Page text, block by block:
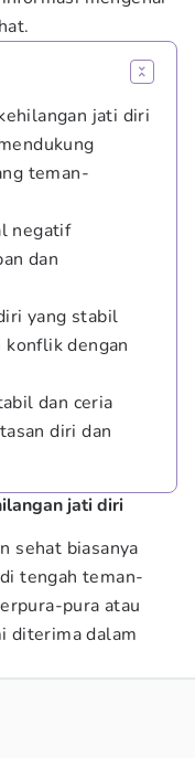
jati diri
teman-
negatif
dan
yang stabil
konflik dengan
dan ceria
diri dan
jati diri
sehat biasanya
tengah teman-
pura atau
diterima dalam